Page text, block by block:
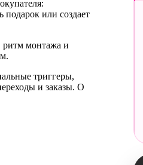
подарок или создает
ритм монтажа и
триггеры,
и заказы. О